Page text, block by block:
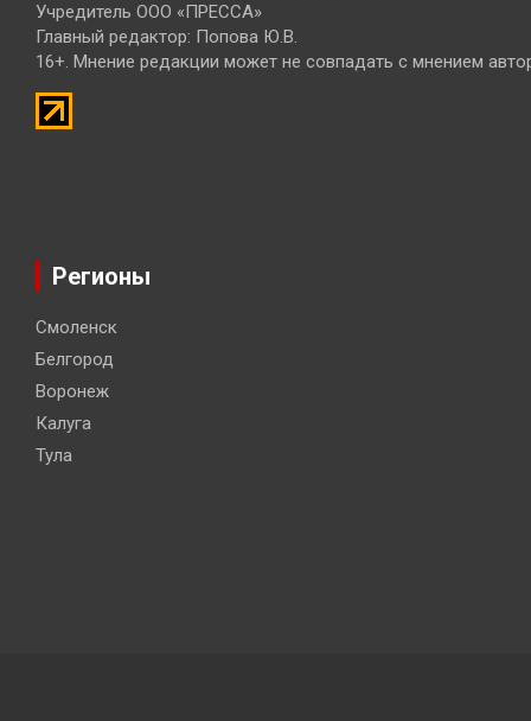
Учредитель ООО «ПРЕССА»
Главный редактор: Попова Ю.В.
16+. Мнение редакции может не совпадать с мнением
Регионы
Смоленск
Белгород
Воронеж
Калуга
Тула